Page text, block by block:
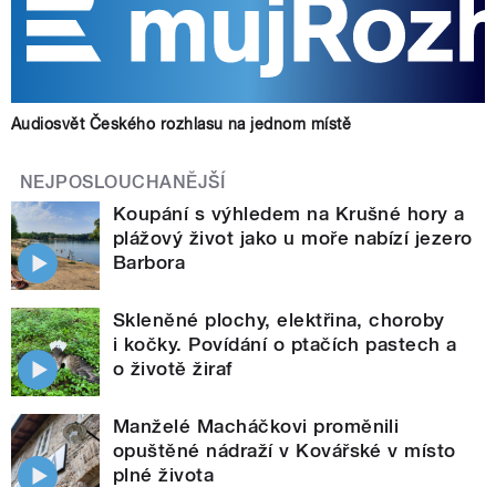
Audiosvět Českého rozhlasu na jednom místě
NEJPOSLOUCHANĚJŠÍ
Koupání s výhledem na Krušné hory a
plážový život jako u moře nabízí jezero
Barbora
Skleněné plochy, elektřina, choroby
i kočky. Povídání o ptačích pastech a
o životě žiraf
Manželé Macháčkovi proměnili
opuštěné nádraží v Kovářské v místo
plné života